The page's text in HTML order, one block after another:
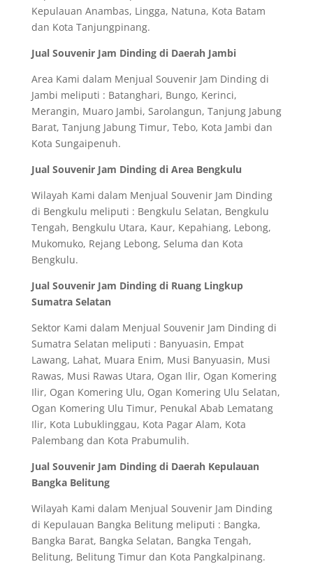
Kepulauan Anambas, Lingga, Natuna, Kota Batam
dan Kota Tanjungpinang.
Jual Souvenir Jam Dinding di Daerah Jambi
Area Kami dalam Menjual Souvenir Jam Dinding di
Jambi meliputi : Batanghari, Bungo, Kerinci,
Merangin, Muaro Jambi, Sarolangun, Tanjung Jabung
Barat, Tanjung Jabung Timur, Tebo, Kota Jambi dan
Kota Sungaipenuh.
Jual Souvenir Jam Dinding di Area Bengkulu
Wilayah Kami dalam Menjual Souvenir Jam Dinding
di Bengkulu meliputi : Bengkulu Selatan, Bengkulu
Tengah, Bengkulu Utara, Kaur, Kepahiang, Lebong,
Mukomuko, Rejang Lebong, Seluma dan Kota
Bengkulu.
Jual Souvenir Jam Dinding di Ruang Lingkup
Sumatra Selatan
Sektor Kami dalam Menjual Souvenir Jam Dinding di
Sumatra Selatan meliputi : Banyuasin, Empat
Lawang, Lahat, Muara Enim, Musi Banyuasin, Musi
Rawas, Musi Rawas Utara, Ogan Ilir, Ogan Komering
Ilir, Ogan Komering Ulu, Ogan Komering Ulu Selatan,
Ogan Komering Ulu Timur, Penukal Abab Lematang
Ilir, Kota Lubuklinggau, Kota Pagar Alam, Kota
Palembang dan Kota Prabumulih.
Jual Souvenir Jam Dinding di Daerah Kepulauan
Bangka Belitung
Wilayah Kami dalam Menjual Souvenir Jam Dinding
di Kepulauan Bangka Belitung meliputi : Bangka,
Bangka Barat, Bangka Selatan, Bangka Tengah,
Belitung, Belitung Timur dan Kota Pangkalpinang.